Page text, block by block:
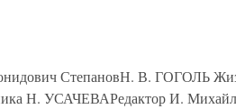
СтепановН. В. ГОГОЛЬ
Н. УСАЧЕВАРедактор И.